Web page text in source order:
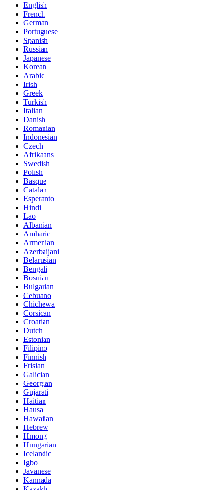
English
French
German
Portuguese
Spanish
Russian
Japanese
Korean
Arabic
Irish
Greek
Turkish
Italian
Danish
Romanian
Indonesian
Czech
Afrikaans
Swedish
Polish
Basque
Catalan
Esperanto
Hindi
Lao
Albanian
Amharic
Armenian
Azerbaijani
Belarusian
Bengali
Bosnian
Bulgarian
Cebuano
Chichewa
Corsican
Croatian
Dutch
Estonian
Filipino
Finnish
Frisian
Galician
Georgian
Gujarati
Haitian
Hausa
Hawaiian
Hebrew
Hmong
Hungarian
Icelandic
Igbo
Javanese
Kannada